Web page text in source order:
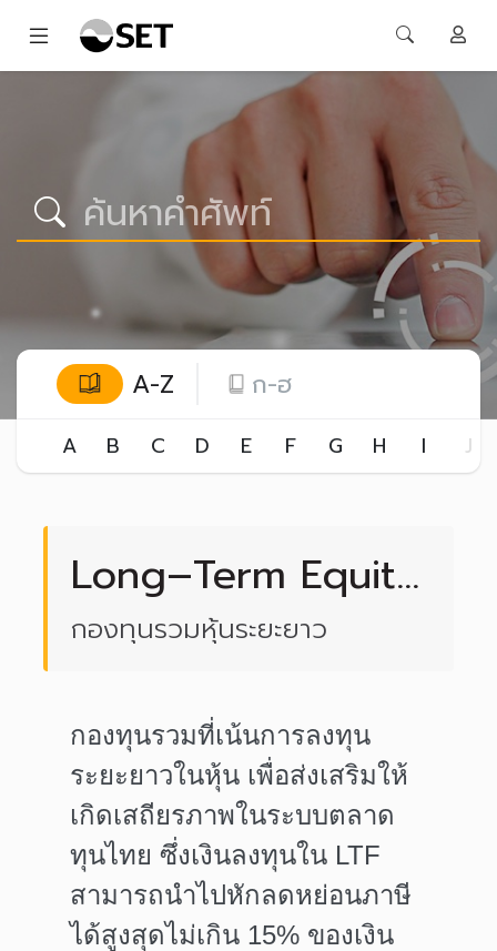
A-Z ก-ฮ
A B C D E F G H I J
Long–Term Equity
Fund (LTF)
กองทุนรวมหุ้นระยะยาว
กองทุนรวมที่เน้นการลงทุน
ระยะยาวในหุ้น เพื่อส่งเสริมให้
เกิดเสถียรภาพในระบบตลาด
ทุนไทย ซึ่งเงินลงทุนใน LTF
สามารถนำไปหักลดหย่อนภาษี
ได้สูงสุดไม่เกิน 15% ของเงิน